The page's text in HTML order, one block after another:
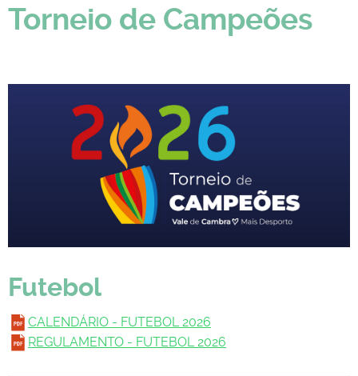
Torneio de Campeões
Futebol
CALENDÁRIO - FUTEBOL 2026
REGULAMENTO - FUTEBOL 2026